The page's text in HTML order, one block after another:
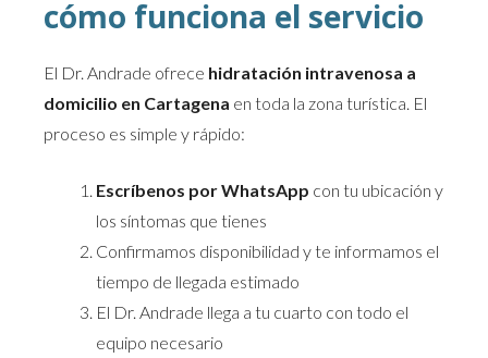
cómo funciona el servicio
El Dr. Andrade ofrece hidratación intravenosa a
domicilio en Cartagena en toda la zona turística. El
proceso es simple y rápido:
Escríbenos por WhatsApp con tu ubicación y
los síntomas que tienes
Confirmamos disponibilidad y te informamos el
tiempo de llegada estimado
El Dr. Andrade llega a tu cuarto con todo el
equipo necesario